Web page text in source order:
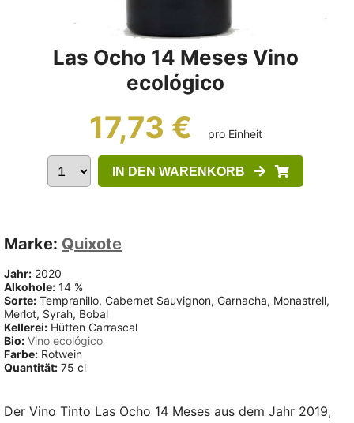
Las Ocho 14 Meses Vino
ecológico
17,73 € pro Einheit
IN DEN WARENKORB
Marke: Quixote
Jahr: 2020
Alkohole: 14 %
Sorte: Tempranillo, Cabernet Sauvignon, Garnacha, Monastrell,
Merlot, Syrah, Bobal
Kellerei: Hütten Carrascal
Bio: Vino ecológico
Farbe: Rotwein
Quantität: 75 cl
Der Vino Tinto Las Ocho 14 Meses aus dem Jahr 2019,